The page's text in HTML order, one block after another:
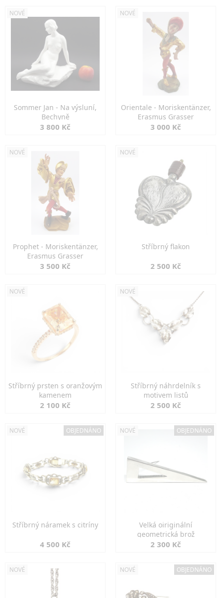
NOVÉ
Sommer Jan - Na výsluní,
Bechyně
3 800 Kč
NOVÉ
Orientale - Moriskentänzer,
Erasmus Grasser
3 000 Kč
NOVÉ
Prophet - Moriskentänzer,
Erasmus Grasser
3 500 Kč
NOVÉ
Stříbrný flakon
2 500 Kč
NOVÉ
Stříbrný prsten s oranžovým
kamenem
2 100 Kč
NOVÉ
Stříbrný náhrdelník s
motivem listů
2 500 Kč
NOVÉ OBJEDNÁNO
Stříbrný náramek s citríny
4 500 Kč
NOVÉ OBJEDNÁNO
Velká oiriginální
geometrická brož
2 300 Kč
NOVÉ NOVÉ OBJEDNÁNO